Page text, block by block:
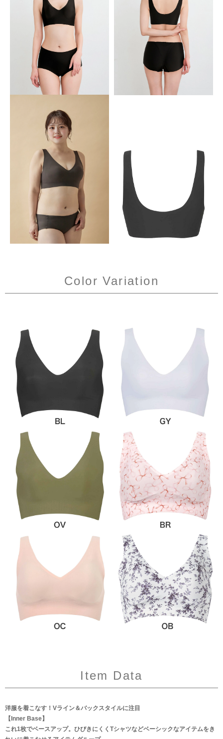
Color Variation
Item Data
洋服を着こなす！Vライン＆バックスタイルに注目
【Inner Base】
これ1枚でベースアップ。ひびきにくくTシャツなどベーシックなアイテムをき